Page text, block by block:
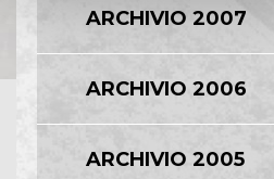
ARCHIVIO 2007
ARCHIVIO 2006
ARCHIVIO 2005